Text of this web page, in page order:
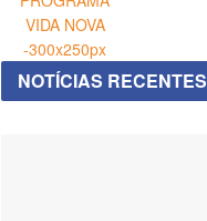
NOTÍCIAS RECENTES